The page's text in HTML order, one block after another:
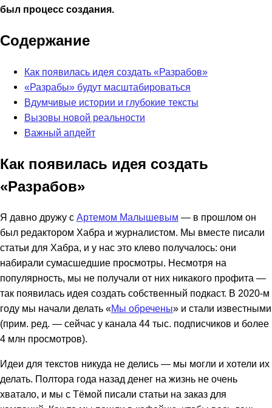
был процесс создания.
Содержание
Как появилась идея создать «Разрабов»
«Разрабы» будут масштабироваться
Вдумчивые истории и глубокие тексты
Вызовы новой реальности
Важный апдейт
Как появилась идея создать
«Разрабов»
Я давно дружу с Артемом Малышевым — в прошлом он
был редактором Хабра и журналистом. Мы вместе писали
статьи для Хабра, и у нас это клево получалось: они
набирали сумасшедшие просмотры. Несмотря на
популярность, мы не получали от них никакого профита —
так появилась идея создать собственный подкаст. В 2020-м
году мы начали делать «Мы обречены» и стали известными
(прим. ред. — сейчас у канала 44 тыс. подписчиков и более
4 млн просмотров).
Идеи для текстов никуда не делись — мы могли и хотели их
делать. Полтора года назад денег на жизнь не очень
хватало, и мы с Тёмой писали статьи на заказ для